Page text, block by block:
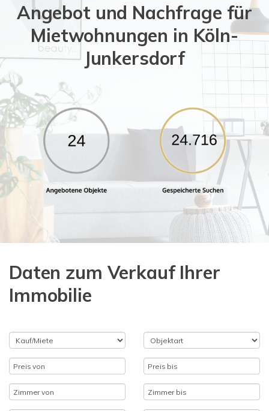
Angebot und Nachfrage für
Mietwohnungen in Köln-
Junkersdorf
Daten zum Verkauf Ihrer
Immobilie